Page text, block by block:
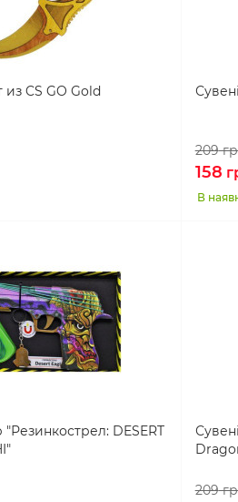
CS GO Gold
209
158
В
"Резинкострел: DESERT
209